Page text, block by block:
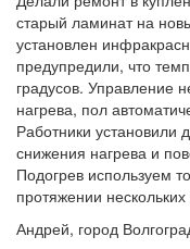
старый ламинат на
установлен
предупредили, что
градусов. Управление
нагрева, пол
Работники
снижения нагрева и
Подогрев используем
протяжении
Андрей, город